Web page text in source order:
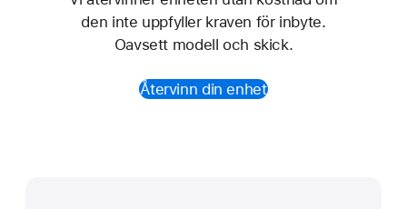
den inte uppfyller kraven för inbyte.
Oavsett modell och skick.
Återvinn din enhet